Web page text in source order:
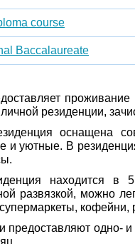
course
Baccalaureate
резиденции,
оснащена
и уютные. В
находится в
развязкой, можно
кофейни,
предоставляют одно-